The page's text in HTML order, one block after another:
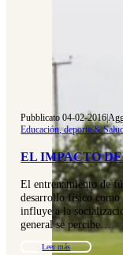
Pubblicato 04-02-2016|
Educación, deporte &
EL IMPACTO
El entrenamiento de
desarrollo físico como
influye a la
general se percibe…
Leer más